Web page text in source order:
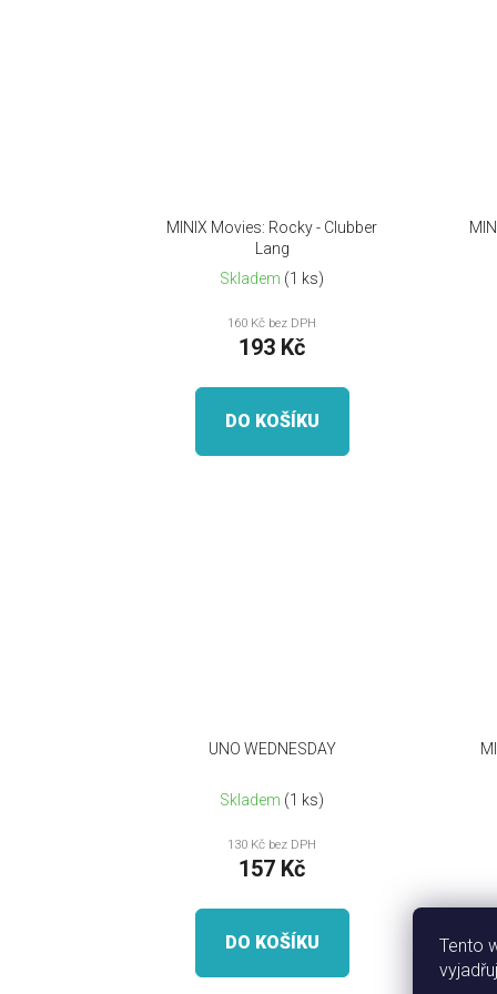
Tento
MINIX Movies: Rocky - Clubber
Lang
Skladem (1 ks)
160 Kč bez DPH
193 Kč
DO KOŠÍKU
UNO WEDNESDAY
Skladem (1 ks)
130 Kč bez DPH
157 Kč
DO KOŠÍKU